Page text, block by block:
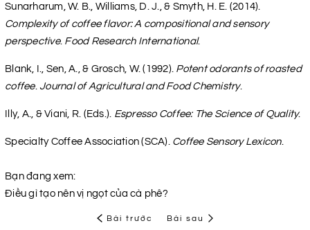
Sunarharum, W. B., Williams, D. J., & Smyth, H. E. (2014).
Complexity of coffee flavor: A compositional and sensory
perspective. Food Research International.
Blank, I., Sen, A., & Grosch, W. (1992). Potent odorants of roasted
coffee. Journal of Agricultural and Food Chemistry.
Illy, A., & Viani, R. (Eds.). Espresso Coffee: The Science of Quality.
Specialty Coffee Association (SCA). Coffee Sensory Lexicon.
Bạn đang xem:
Điều gì tạo nên vị ngọt của cà phê?
Bài trước Bài sau